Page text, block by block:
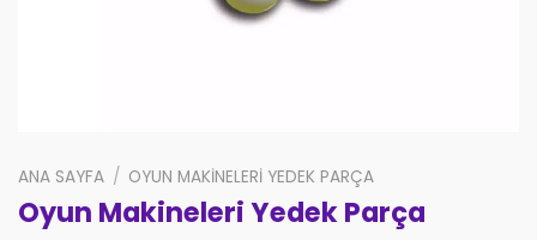
ANA SAYFA / OYUN MAKINELERI YEDEK PARÇA
Oyun Makineleri Yedek Parça